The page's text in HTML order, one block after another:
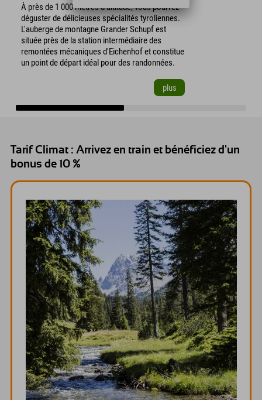
À près de 1 000 mètres d'altitude, vous pourrez
déguster de délicieuses spécialités tyroliennes.
L'auberge de montagne Grander Schupf est
située près de la station intermédiaire des
remontées mécaniques d'Eichenhof et constitue
un point de départ idéal pour des randonnées.
plus
Tarif Climat : Arrivez en train et bénéficiez d'un
bonus de 10 %